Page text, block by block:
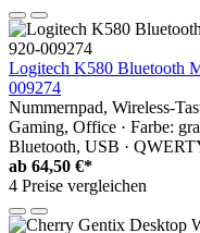
Logitech K580 Bluetooth
009274
Nummernpad, Wireless-
Gaming, Office · Farbe:
Bluetooth, USB ·
ab 64,50 €*
4 Preise vergleichen